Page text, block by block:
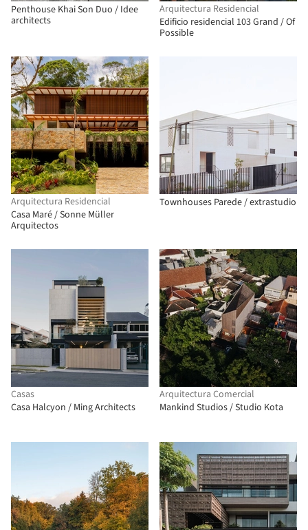
Penthouse Khai Son Duo / Idee
architects
Arquitectura Residencial
Edificio residencial 103 Grand / Of
Possible
Arquitectura Residencial
Casa Maré / Sonne Müller
Arquitectos
Townhouses Parede / extrastudio
Casas
Casa Halcyon / Ming Architects
Arquitectura Comercial
Mankind Studios / Studio Kota